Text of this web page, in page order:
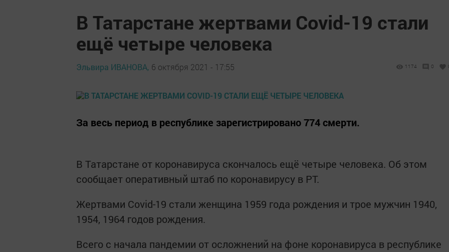
В Татарстане жертвами Covid-19 стали
ещё четыре человека
Эльвира ИВАНОВА, 6 октября 2021 - 17:55 1174 0
За весь период в республике зарегистрировано 774 смерти.
В Татарстане от коронавируса скончалось ещё четыре человека. Об этом
сообщает оперативный штаб по коронавирусу в РТ.
Жертвами Covid-19 стали женщина 1959 года рождения и трое мужчин 1940,
1954, 1964 годов рождения.
Всего с начала пандемии от осложнений на фоне коронавируса в республике